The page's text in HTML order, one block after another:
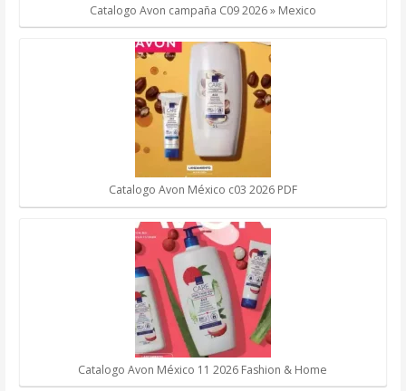
Catalogo Avon campaña C09 2026 » Mexico
Catalogo Avon México c03 2026 PDF
Catalogo Avon México 11 2026 Fashion & Home